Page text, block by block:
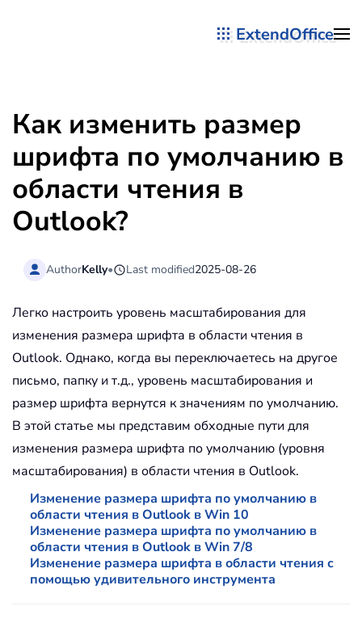
ExtendOffice
Как изменить размер
шрифта по умолчанию в
области чтения в
Outlook?
AuthorKelly• Last modified2025-08-26
Легко настроить уровень масштабирования для
изменения размера шрифта в области чтения в
Outlook. Однако, когда вы переключаетесь на другое
письмо, папку и т.д., уровень масштабирования и
размер шрифта вернутся к значениям по умолчанию.
В этой статье мы представим обходные пути для
изменения размера шрифта по умолчанию (уровня
масштабирования) в области чтения в Outlook.
Изменение размера шрифта по умолчанию в
области чтения в Outlook в Win 10
Изменение размера шрифта по умолчанию в
области чтения в Outlook в Win 7/8
Изменение размера шрифта в области чтения с
помощью удивительного инструмента